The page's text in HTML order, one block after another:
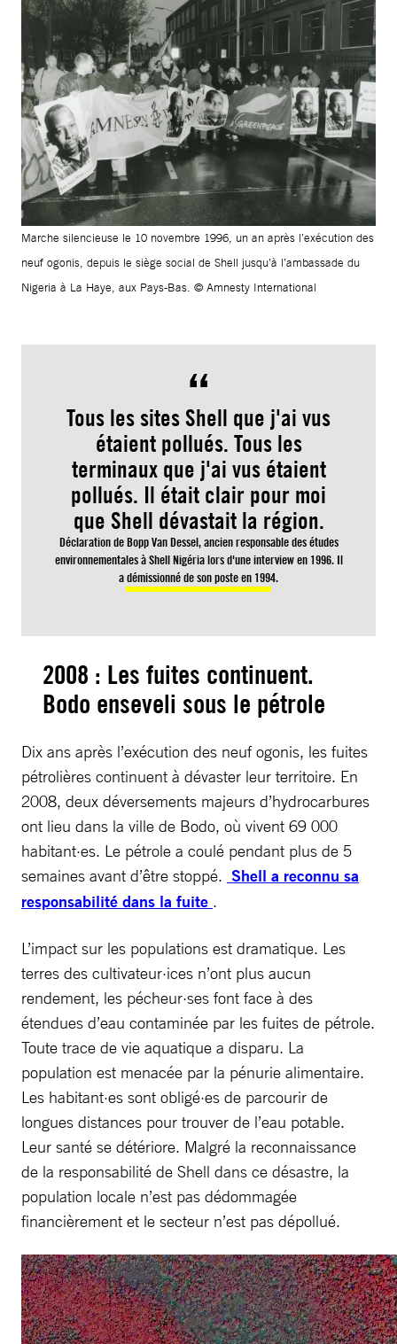
Marche silencieuse le 10 novembre 1996, un an après l’exécution des
neuf ogonis, depuis le siège social de Shell jusqu’à l’ambassade du
Nigeria à La Haye, aux Pays-Bas. © Amnesty International
Tous les sites Shell que j'ai vus
étaient pollués. Tous les
terminaux que j'ai vus étaient
pollués. Il était clair pour moi
que Shell dévastait la région.
Déclaration de Bopp Van Dessel, ancien responsable des études
environnementales à Shell Nigéria lors d'une interview en 1996. Il
a démissionné de son poste en 1994.
2008 : Les fuites continuent.
Bodo enseveli sous le pétrole
Dix ans après l’exécution des neuf ogonis, les fuites
pétrolières continuent à dévaster leur territoire. En
2008, deux déversements majeurs d’hydrocarbures
ont lieu dans la ville de Bodo, où vivent 69 000
habitant·es. Le pétrole a coulé pendant plus de 5
semaines avant d’être stoppé. Shell a reconnu sa
responsabilité dans la fuite .
L’impact sur les populations est dramatique. Les
terres des cultivateur·ices n’ont plus aucun
rendement, les pécheur·ses font face à des
étendues d’eau contaminée par les fuites de pétrole.
Toute trace de vie aquatique a disparu. La
population est menacée par la pénurie alimentaire.
Les habitant·es sont obligé·es de parcourir de
longues distances pour trouver de l’eau potable.
Leur santé se détériore. Malgré la reconnaissance
de la responsabilité de Shell dans ce désastre, la
population locale n’est pas dédommagée
financièrement et le secteur n’est pas dépollué.